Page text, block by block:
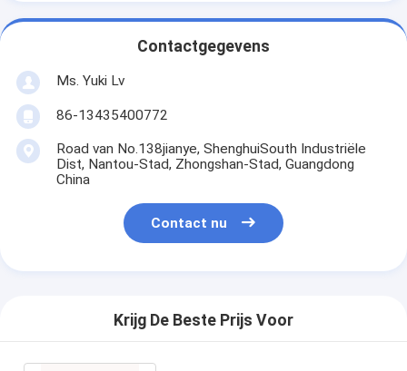
Contactgegevens
Ms. Yuki Lv
86-13435400772
Road van No.138jianye, ShenghuiSouth Industriële
Dist, Nantou-Stad, Zhongshan-Stad, Guangdong
China
Contact nu
Krijg De Beste Prijs Voor